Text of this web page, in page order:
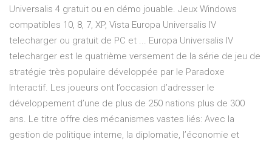
Universalis 4 gratuit ou en démo jouable. Jeux Windows
compatibles 10, 8, 7, XP, Vista Europa Universalis IV
telecharger ou gratuit de PC et ... Europa Universalis IV
telecharger est le quatrième versement de la série de jeu de
stratégie très populaire développée par le Paradoxe
Interactif. Les joueurs ont l’occasion d’adresser le
développement d’une de plus de 250 nations plus de 300
ans. Le titre offre des mécanismes vastes liés: Avec la
gestion de politique interne, la diplomatie, l’économie et